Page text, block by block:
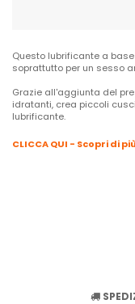
Questo lubrificante a
soprattutto per un sesso
Grazie all'aggiunta del
idratanti, crea piccoli
lubrificante.
CLICCA QUI - Scopri di